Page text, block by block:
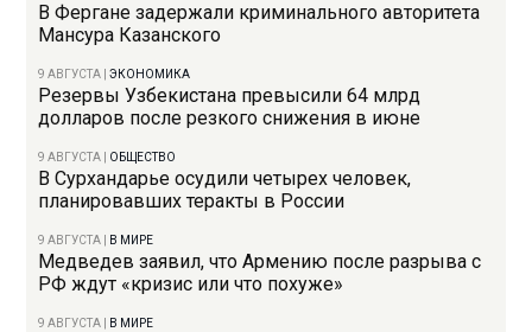
В Фергане задержали криминального авторитета
Мансура Казанского
9 АВГУСТА |ЭКОНОМИКА
Резервы Узбекистана превысили 64 млрд
долларов после резкого снижения в июне
9 АВГУСТА ОБЩЕСТВО
В Сурхандарье осудили четырех человек,
планировавших теракты в России
9 АВГУСТА В МИРЕ
Медведев заявил, что Армению после разрыва с
РФ ждут «кризис или что похуже»
9 АВГУСТА В МИРЕ